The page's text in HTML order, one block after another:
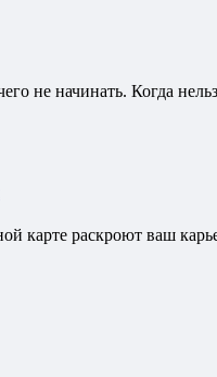
не начинать. Когда
карте раскроют ваш